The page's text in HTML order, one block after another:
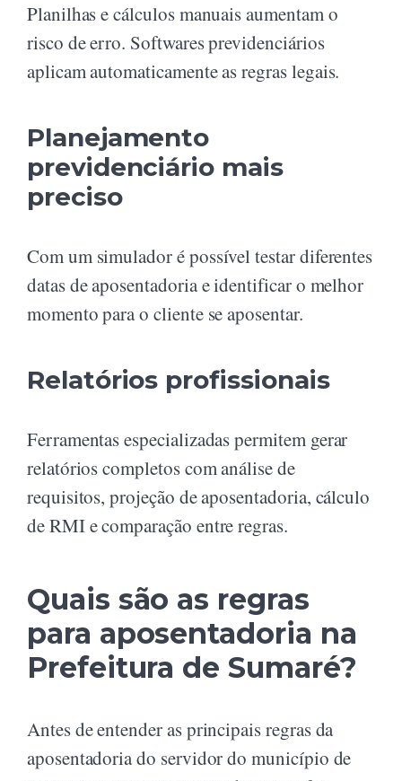
Planilhas e cálculos manuais aumentam o
risco de erro. Softwares previdenciários
aplicam automaticamente as regras legais.
Planejamento
previdenciário mais
preciso
Com um simulador é possível testar diferentes
datas de aposentadoria e identificar o melhor
momento para o cliente se aposentar.
Relatórios profissionais
Ferramentas especializadas permitem gerar
relatórios completos com análise de
requisitos, projeção de aposentadoria, cálculo
de RMI e comparação entre regras.
Quais são as regras
para aposentadoria na
Prefeitura de Sumaré?
Antes de entender as principais regras da
aposentadoria do servidor do município de